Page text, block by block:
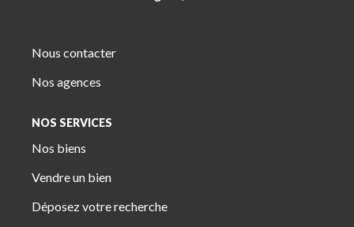
Nous contacter
Nos agences
NOS SERVICES
Nos biens
Vendre un bien
Déposez votre recherche